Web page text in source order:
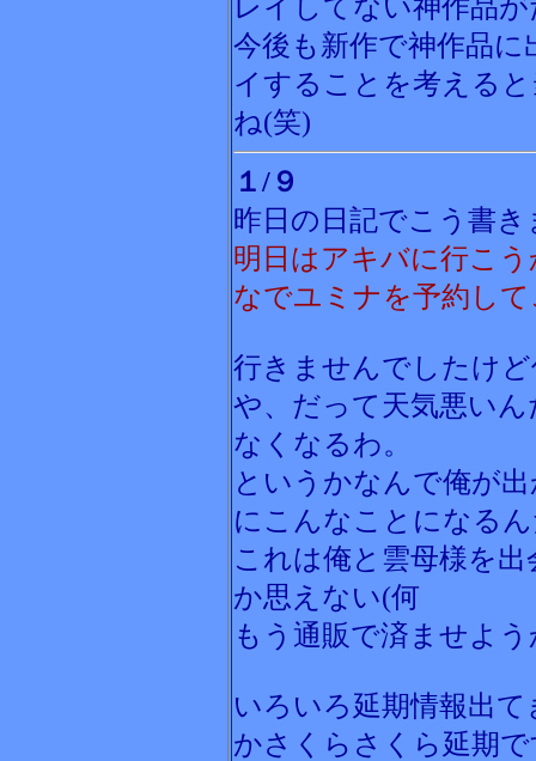
レイしてない神作品
今後も新作で神作品
イすることを考える
ね(笑)
１/９
昨日の日記でこう書き
明日はアキバに行こ
なでユミナを予約し
行きませんでしたけ
や、だって天気悪い
なくなるわ。
というかなんで俺が
にこんなことになる
これは俺と雲母様を
か思えない(何
もう通販で済ませよ
いろいろ延期情報出
かさくらさくら延期